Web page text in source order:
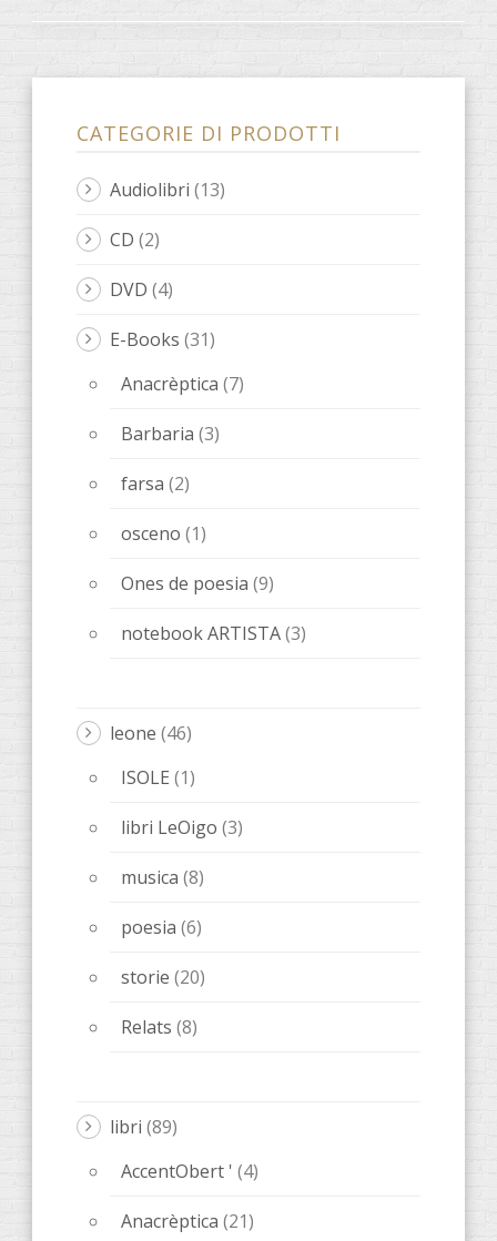
CATEGORIE DI PRODOTTI
Audiolibri (13)
CD (2)
DVD (4)
E-Books (31)
Anacrèptica (7)
Barbaria (3)
farsa (2)
osceno (1)
Ones de poesia (9)
notebook ARTISTA(3)
leone (46)
ISOLE (1)
libri LeOigo (3)
musica (8)
poesia (6)
storie (20)
Relats (8)
libri (89)
AccentObert ' (4)
Anacrèptica (21)